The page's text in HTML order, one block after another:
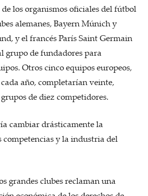
los organismos oficiales del fútbol
alemanes, Bayern Múnich y
y el francés París Saint Germain
grupo de fundadores para
Otros cinco equipos europeos,
año, completarían veinte,
de diez competidores.
cambiar drásticamente la
competencias y la industria del
grandes clubes reclaman una